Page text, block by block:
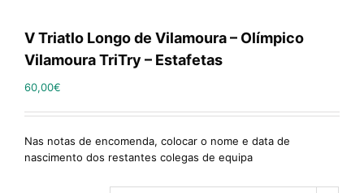
V Triatlo Longo de Vilamoura – Olímpico
Vilamoura TriTry – Estafetas
60,00€
Nas notas de encomenda, colocar o nome e data de
nascimento dos restantes colegas de equipa